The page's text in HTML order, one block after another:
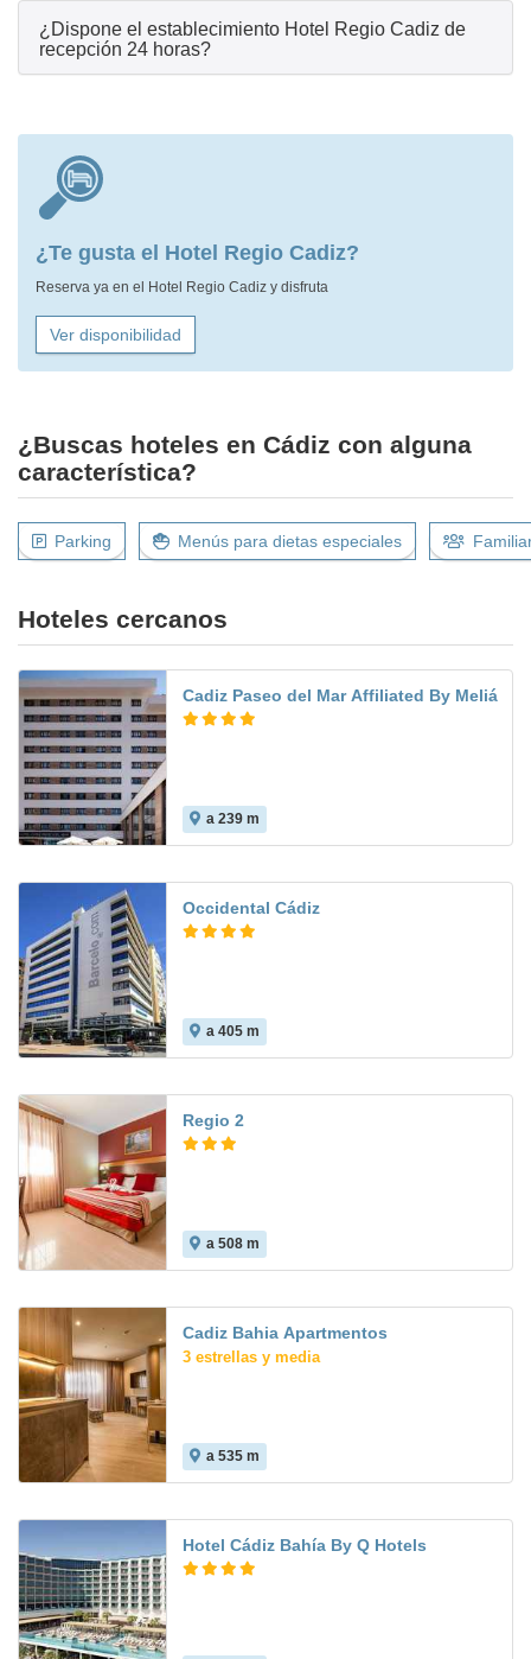
¿Dispone el establecimiento Hotel Regio Cadiz de
recepción 24 horas?
¿Te gusta el Hotel Regio Cadiz?
Reserva ya en el Hotel Regio Cadiz y disfruta
Ver disponibilidad
¿Buscas hoteles en Cádiz con alguna
característica?
Parking Menús para dietas especiales
Hoteles cercanos
Cadiz Paseo del Mar Affiliated By Meliá
a 239 m
Occidental Cádiz
a 405 m
Regio 2
a 508 m
Cadiz Bahia Apartmentos
3 estrellas y media
a 535 m
Hotel Cádiz Bahía By Q Hotels